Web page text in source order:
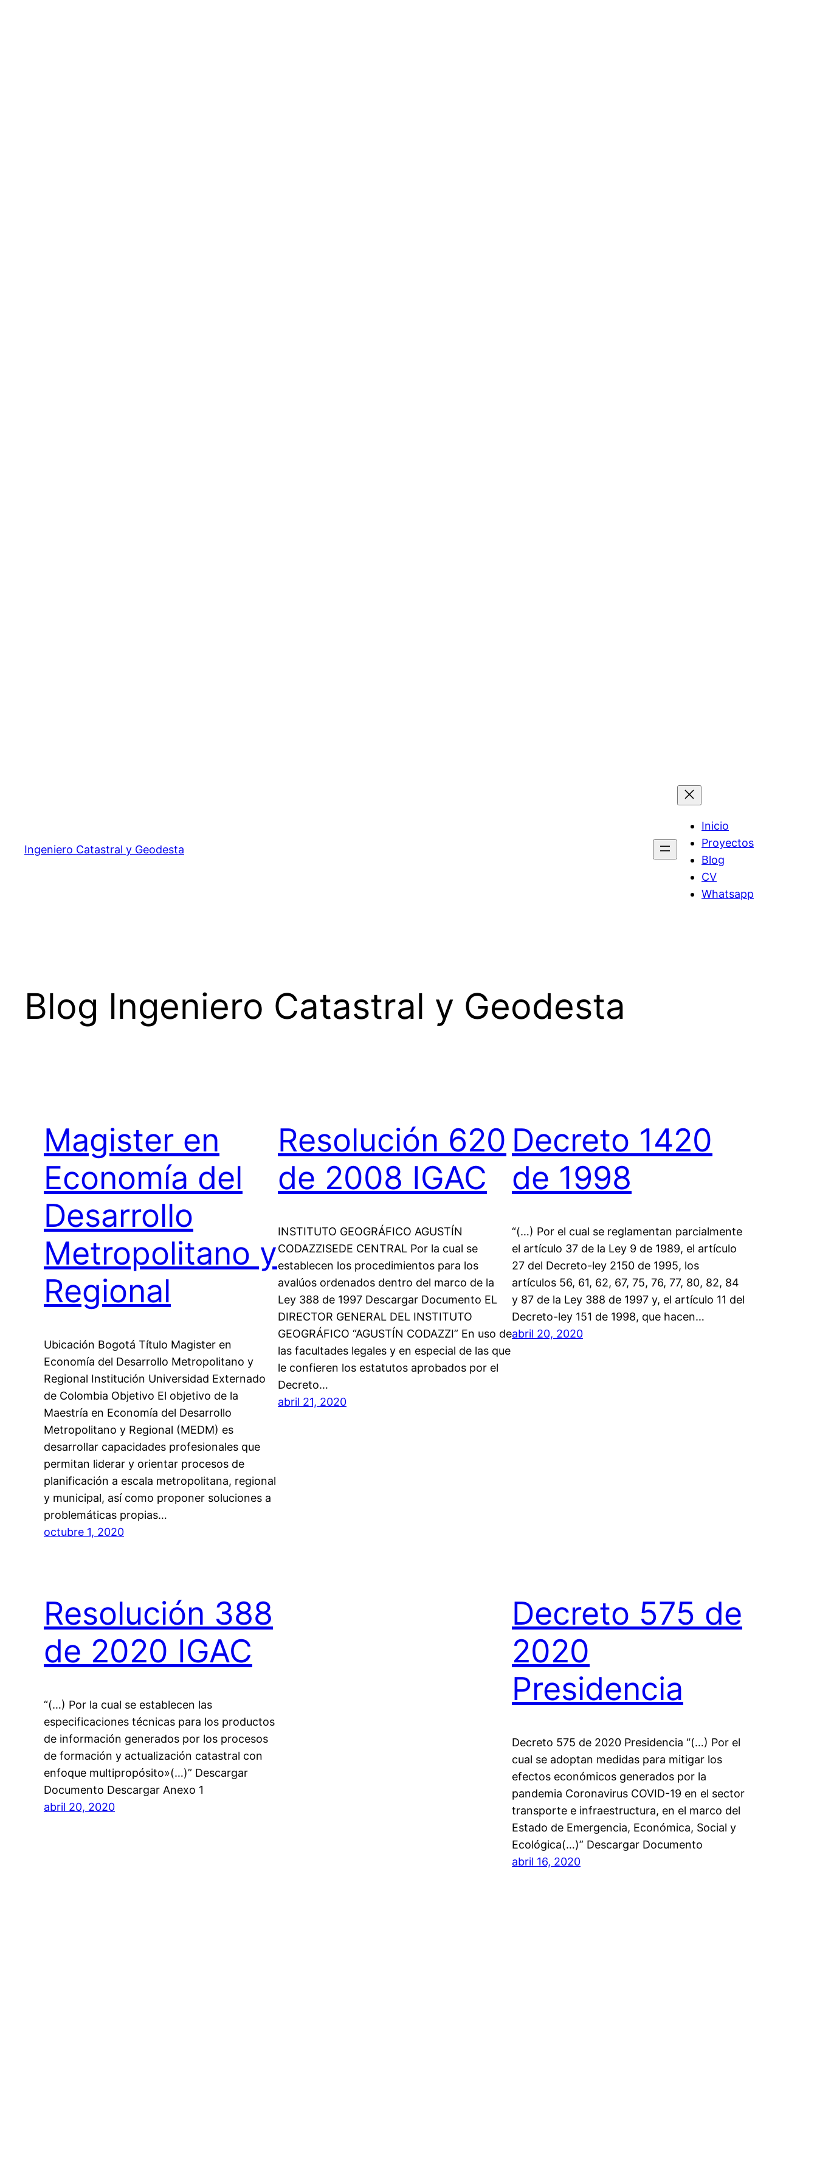
Ingeniero Catastral y Geodesta
Inicio
Proyectos
Blog
CV
Whatsapp
Blog Ingeniero Catastral y Geodesta
Magister en
Economía del
Desarrollo
Metropolitano y
Regional
Ubicación Bogotá Título Magister en
Economía del Desarrollo Metropolitano y
Regional Institución Universidad Externado
de Colombia Objetivo El objetivo de la
Maestría en Economía del Desarrollo
Metropolitano y Regional (MEDM) es
desarrollar capacidades profesionales que
permitan liderar y orientar procesos de
planificación a escala metropolitana, regional
y municipal, así como proponer soluciones a
problemáticas propias…
octubre 1, 2020
Resolución 620
de 2008 IGAC
INSTITUTO GEOGRÁFICO AGUSTÍN
CODAZZISEDE CENTRAL Por la cual se
establecen los procedimientos para los
avalúos ordenados dentro del marco de la
Ley 388 de 1997 Descargar Documento EL
DIRECTOR GENERAL DEL INSTITUTO
GEOGRÁFICO “AGUSTÍN CODAZZI” En uso de
las facultades legales y en especial de las que
le confieren los estatutos aprobados por el
Decreto…
abril 21, 2020
Decreto 1420
de 1998
“(…) Por el cual se reglamentan parcialmente
el artículo 37 de la Ley 9 de 1989, el artículo
27 del Decreto-ley 2150 de 1995, los
artículos 56, 61, 62, 67, 75, 76, 77, 80, 82, 84
y 87 de la Ley 388 de 1997 y, el artículo 11 del
Decreto-ley 151 de 1998, que hacen…
abril 20, 2020
Resolución 388
de 2020 IGAC
“(…) Por la cual se establecen las
especificaciones técnicas para los productos
de información generados por los procesos
de formación y actualización catastral con
enfoque multipropósito»(…)” Descargar
Documento Descargar Anexo 1
abril 20, 2020
Decreto 575 de
2020
Presidencia
Decreto 575 de 2020 Presidencia “(…) Por el
cual se adoptan medidas para mitigar los
efectos económicos generados por la
pandemia Coronavirus COVID-19 en el sector
transporte e infraestructura, en el marco del
Estado de Emergencia, Económica, Social y
Ecológica(…)” Descargar Documento
abril 16, 2020